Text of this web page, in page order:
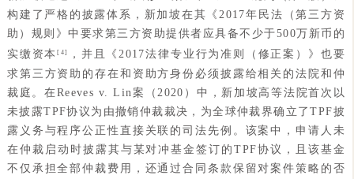
构建了严格的披露体系，新加坡在其《2017年民法（第三方资
助）规则》中要求第三方资助提供者应具备不少于500万新币的
实缴资本[4]
，并且《2017法律专业行为准则（修正案）》也要
求第三方资助的存在和资助方身份必须披露给相关的法院和仲
裁庭。在Reeves v. Lin案（2020）中，新加坡高等法院首次以
未披露TPF协议为由撤销仲裁裁决，为全球仲裁界确立了TPF披
露义务与程序公正性直接关联的司法先例。该案中，申请人未
在仲裁启动时披露其与某对冲基金签订的TPF协议，且该基金
不仅承担全部仲裁费用，还通过合同条款保留对案件策略的否